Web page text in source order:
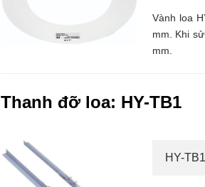
Vành loa
mm. Khi
mm.
Thanh đỡ loa: HY-TB1
HY-TB1